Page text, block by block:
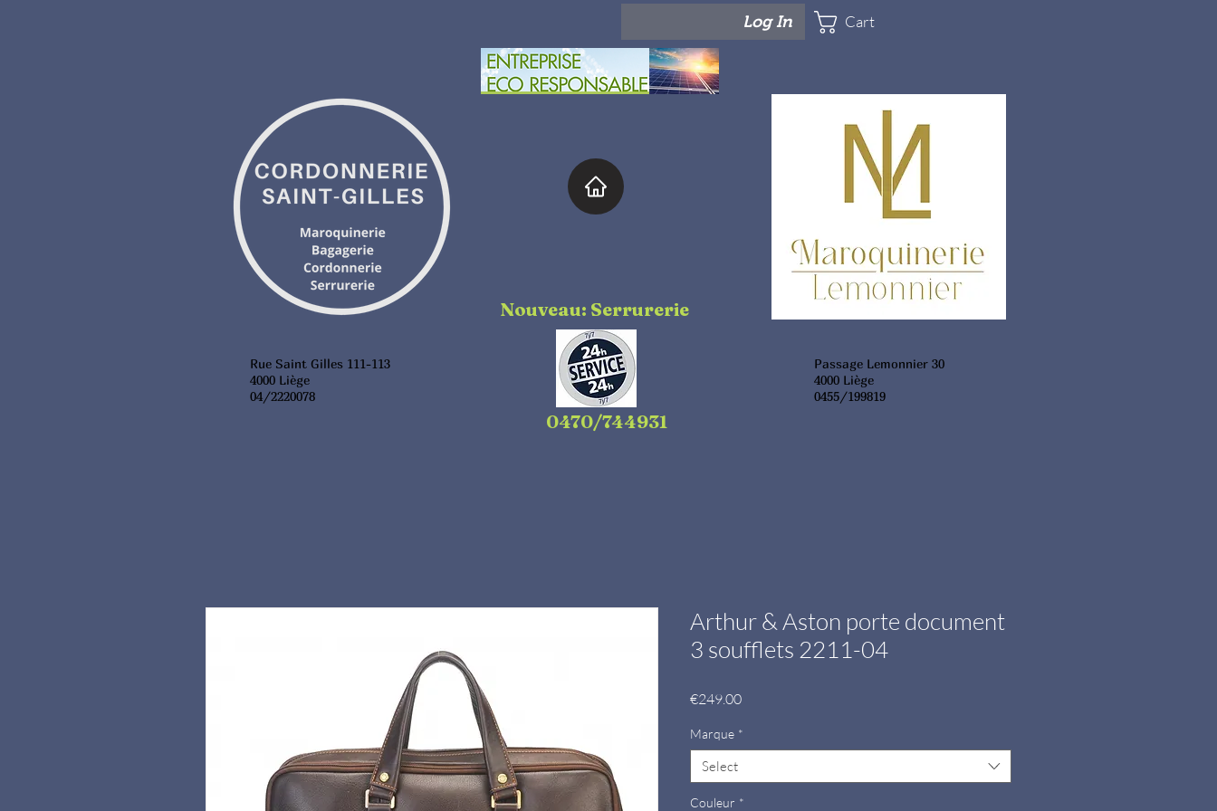
Rue Saint Gilles 111-113
4000 Liège
04/2220078
Log In Cart
Nouveau: Serrurerie
Passage Lemonnier 30
4000 Liège
0455/199819
0470/744931
Arthur & Aston porte document
3 soufflets 2211-04
€249.00Price
Marque *
Select
Couleur *